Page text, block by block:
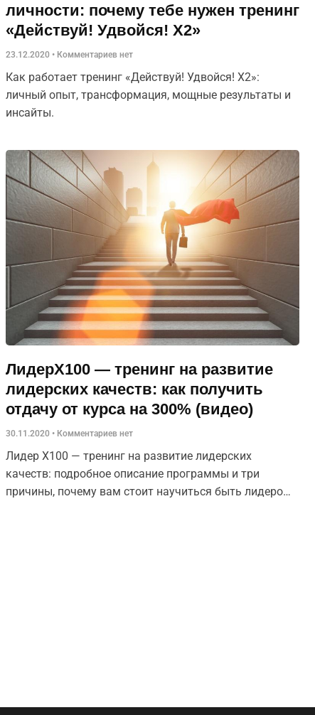
личности: почему тебе нужен тренинг
«Действуй! Удвойся! Х2»
23.12.2020 Комментариев нет
Как работает тренинг «Действуй! Удвойся! Х2»:
личный опыт, трансформация, мощные результаты и
инсайты.
ЛидерХ100 — тренинг на развитие
лидерских качеств: как получить
отдачу от курса на 300% (видео)
30.11.2020 Комментариев нет
Лидер Х100 — тренинг на развитие лидерских
качеств: подробное описание программы и три
причины, почему вам стоит научиться быть лидером